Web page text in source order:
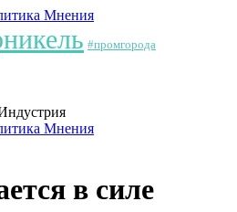
Мнения
#промгорода
Мнения
в силе